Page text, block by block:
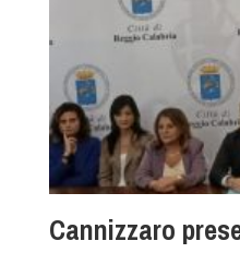
Cannizzaro